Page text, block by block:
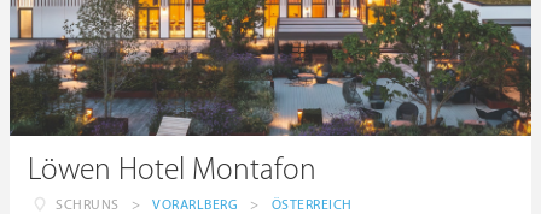
Löwen Hotel Montafon
SCHRUNS > VORARLBERG > ÖSTERREICH